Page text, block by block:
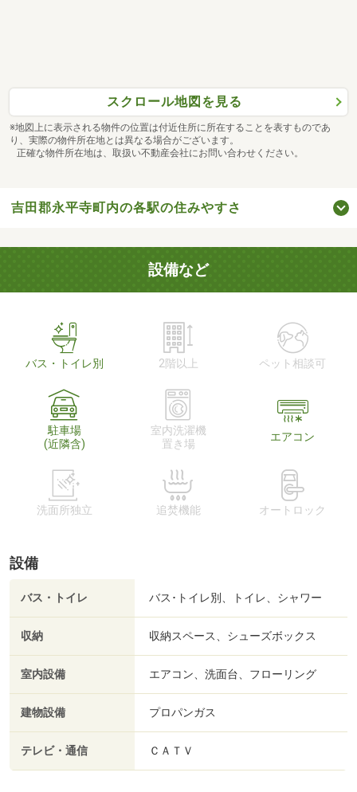
スクロール地図を見る
※地図上に表示される物件の位置は付近住所に所在することを表すものであ
り、実際の物件所在地とは異なる場合がございます。
正確な物件所在地は、取扱い不動産会社にお問い合わせください。
吉田郡永平寺町内の各駅の住みやすさ
設備など
バス・トイレ別 2階以上 ペット相談可
駐車場
(近隣含)
室内洗濯機
置き場
エアコン
洗面所独立 追焚機能 オートロック
設備
バス・トイレ バス･トイレ別、トイレ、シャワー
収納 収納スペース、シューズボックス
室内設備 エアコン、洗面台、フローリング
建物設備 プロパンガス
テレビ・通信 ＣＡＴＶ